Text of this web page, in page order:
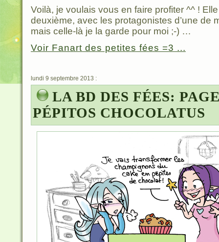
Voilà, je voulais vous en faire profiter ^^ !
deuxième, avec les protagonistes d’une de
mais celle-là je la garde pour moi ;-) …
Voir Fanart des petites fées =3 ...
lundi 9 septembre 2013 :
LA BD DES FÉES:
PÉPITOS CHOCOLATUS